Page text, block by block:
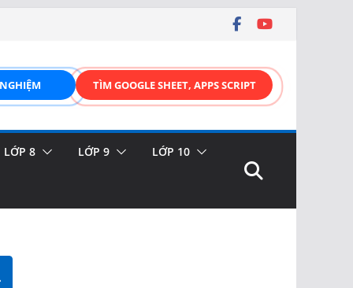
TÌM GOOGLE SHEET, APPS SCRIPT
LỚP 8 LỚP 9 LỚP 10